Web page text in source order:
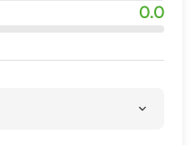
0.0